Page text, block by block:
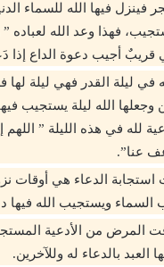
فينزل فيها الله للسماء
فهذا وعد الله لعباده
قريبٌ أجيب دعوة الداع إذا
في ليلة القدر فهي ليلة
وجعلها الله ليلة يستجيب
لله في هذه الليلة ”
عنا”.
استجابة الدعاء هي أوقات
السماء ويستجيب الله فيها
المرض من الأدعية
العبد بالدعاء له وللآخرين.